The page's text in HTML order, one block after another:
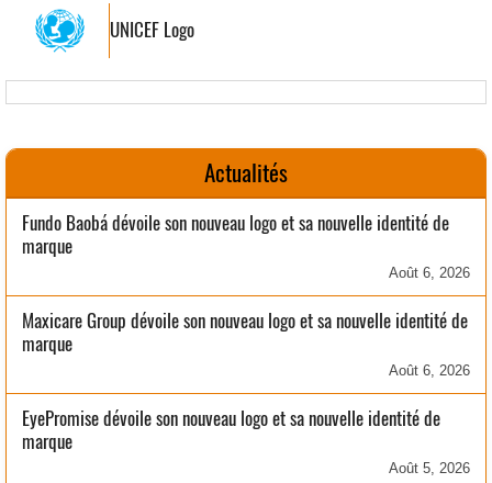
UNICEF Logo
Actualités
Fundo Baobá dévoile son nouveau logo et sa nouvelle identité de
marque
Août 6, 2026
Maxicare Group dévoile son nouveau logo et sa nouvelle identité de
marque
Août 6, 2026
EyePromise dévoile son nouveau logo et sa nouvelle identité de
marque
Août 5, 2026